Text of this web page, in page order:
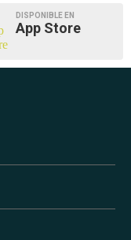
DISPONIBLE EN
App Store